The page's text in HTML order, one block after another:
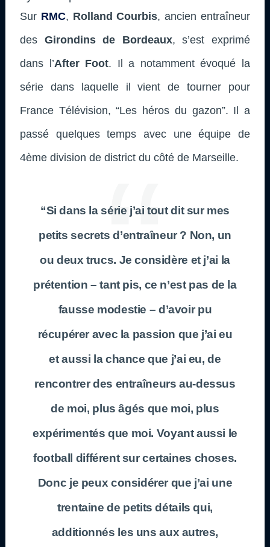
Sur RMC, Rolland Courbis, ancien entraîneur
des Girondins de Bordeaux, s’est exprimé
dans l’After Foot. Il a notamment évoqué la
série dans laquelle il vient de tourner pour
France Télévision, “Les héros du gazon”. Il a
passé quelques temps avec une équipe de
4ème division de district du côté de Marseille.
“Si dans la série j’ai tout dit sur mes
petits secrets d’entraîneur ? Non, un
ou deux trucs. Je considère et j’ai la
prétention – tant pis, ce n’est pas de la
fausse modestie – d’avoir pu
récupérer avec la passion que j’ai eu
et aussi la chance que j’ai eu, de
rencontrer des entraîneurs au-dessus
de moi, plus âgés que moi, plus
expérimentés que moi. Voyant aussi le
football différent sur certaines choses.
Donc je peux considérer que j’ai une
trentaine de petits détails qui,
additionnés les uns aux autres,